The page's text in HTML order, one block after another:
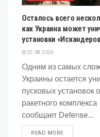
Осталось всего
как Украина может
установки
07.08.2026
Одним из самых
Украины остается
пусковых установок
ракетного
сообщает Defense...
READ MOREDETAILS